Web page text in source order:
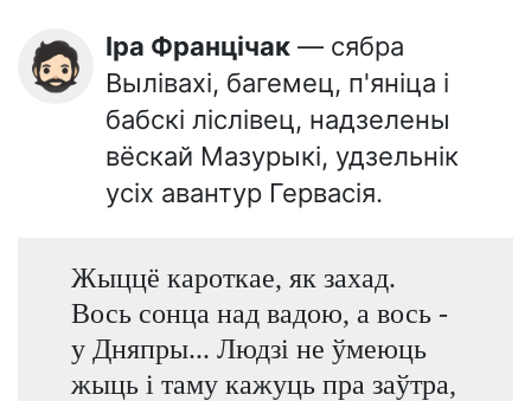
🧔🏻 Іра Францічак — сябра
Вылівахі, багемец, п'яніца і
бабскі ліслівец, надзелены
вёскай Мазурыкі, удзельнік
усіх авантур Гервасія.
Жыццё кароткае, як захад.
Вось сонца над вадою, а вось -
у Дняпры... Людзі не ўмеюць
жыць і таму кажуць пра заўтра,